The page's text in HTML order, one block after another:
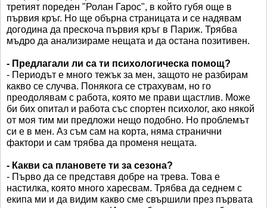
третият пореден "Ролан Гарос", в който губя още в
първия кръг. Но ще обърна страницата и се надявам
догодина да прескоча първия кръг в Париж. Трябва
мъдро да анализираме нещата и да остана позитивен.
- Предлагали ли са ти психологическа помощ?
- Периодът е много тежък за мен, защото не разбирам
какво се случва. Понякога се страхувам, но го
преодолявам с работа, която ме прави щастлив. Може
би бих опитал и работа със спортен психолог, ако някой
от моя тим ми предложи нещо подобно. Но проблемът
си е в мен. Аз съм сам на корта, няма странични
фактори и сам трябва да променя нещата.
- Какви са плановете ти за сезона?
- Първо да се представя добре на трева. Това е
настилка, която много харесвам. Трябва да седнем с
екипа ми и да видим какво сме свършили през първата